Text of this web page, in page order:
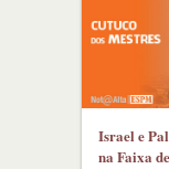
Israel e
na Faixa